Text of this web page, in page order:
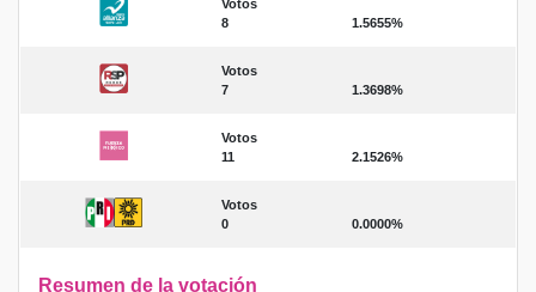
Votos
8
1.5655%
Votos
7
1.3698%
Votos
11
2.1526%
Votos
0
0.0000%
Resumen de la votación